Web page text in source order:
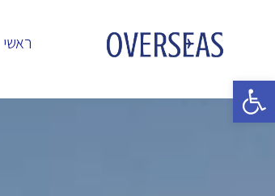
פתח סרגל נגישות
ראשי